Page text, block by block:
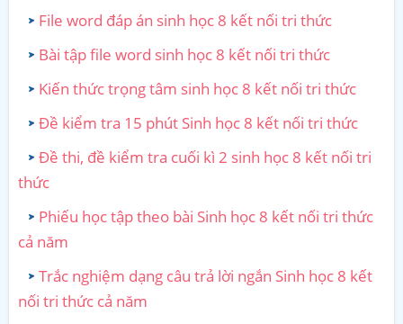
File word đáp án sinh học 8 kết nối tri thức
Bài tập file word sinh học 8 kết nối tri thức
Kiến thức trọng tâm sinh học 8 kết nối tri thức
Đề kiểm tra 15 phút Sinh học 8 kết nối tri thức
Đề thi, đề kiểm tra cuối kì 2 sinh học 8 kết nối tri
thức
Phiếu học tập theo bài Sinh học 8 kết nối tri thức
cả năm
Trắc nghiệm dạng câu trả lời ngắn Sinh học 8 kết
nối tri thức cả năm